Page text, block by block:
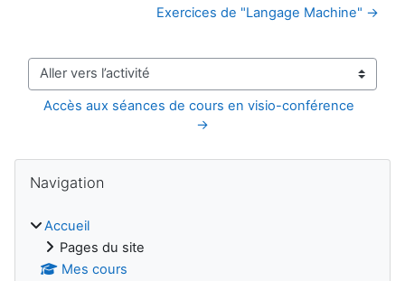
Exercices de "Langage Machine" →
Aller vers l’activité
Accès aux séances de cours en visio-conférence
→
Blocs
Navigation
Accueil
Pages du site
Mes cours